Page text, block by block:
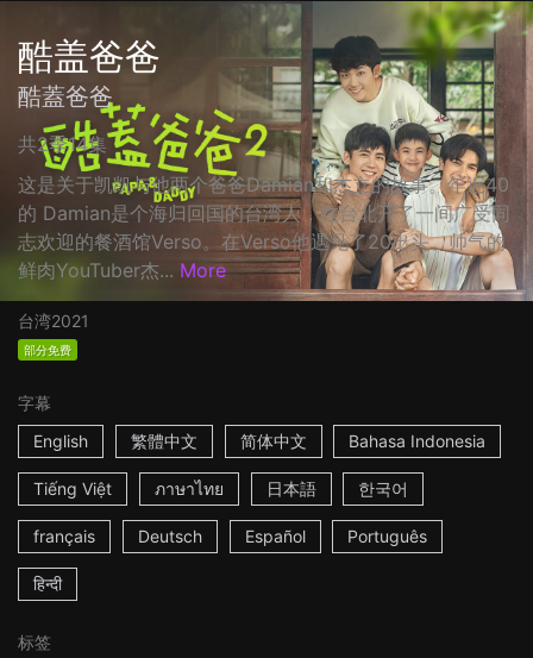
酷盖爸爸
酷蓋爸爸
共2季14集
这是关于凯凯与他两个爸爸Damian和杰立的故事。年近40
的 Damian是个海归回国的台湾人，在台北开了一间广受同
志欢迎的餐酒馆Verso。在Verso他遇见了20出头、帅气的
鲜肉YouTuber杰... More
台湾2021
部分免费
字幕
English
繁體中文 简体中文 Bahasa Indonesia
Tiếng Việt ภาษาไทย 日本語 한국어
français Deutsch Español Português
हिन्दी
标签